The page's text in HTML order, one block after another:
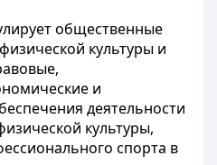
общественные
культуры и
и
деятельности
культуры,
спорта в